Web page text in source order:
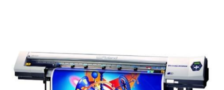
Tarrojen kiinnitysohjeet
Teollisuus & Kiinteistö